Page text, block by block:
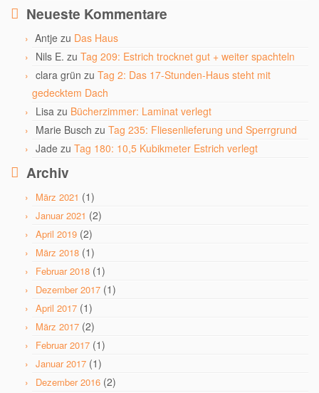
Neueste Kommentare
Antje zu Das Haus
Nils E. zu Tag 209: Estrich trocknet gut + weiter spachteln
clara grün zu Tag 2: Das 17-Stunden-Haus steht mit
gedecktem Dach
Lisa zu Bücherzimmer: Laminat verlegt
Marie Busch zu Tag 235: Fliesenlieferung und Sperrgrund
Jade zu Tag 180: 10,5 Kubikmeter Estrich verlegt
Archiv
März 2021 (1)
Januar 2021 (2)
April 2019 (2)
März 2018 (1)
Februar 2018 (1)
Dezember 2017 (1)
April 2017 (1)
März 2017 (2)
Februar 2017 (1)
Januar 2017 (1)
Dezember 2016 (2)